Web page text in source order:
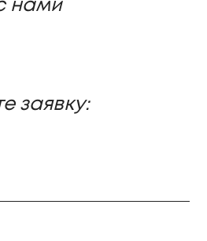
нами
заявку: